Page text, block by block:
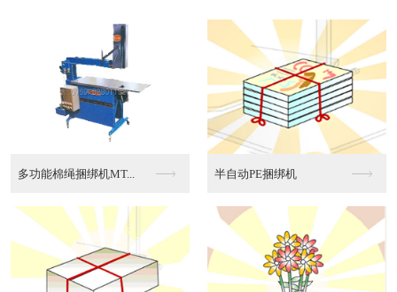
CY-120型打包机 CY-110型打包机